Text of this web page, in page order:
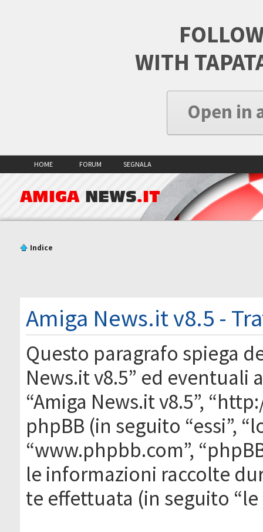
WITH
Open in
HOME FORUM SEGNALA
AMIGA NEWS.IT
Indice
Amiga News.it v8.5 -
Questo paragrafo spiega
News.it v8.5” ed eventuali
“Amiga News.it v8.5”,
phpBB (in seguito “essi”,
“www.phpbb.com”,
le informazioni raccolte
te effettuata (in seguito